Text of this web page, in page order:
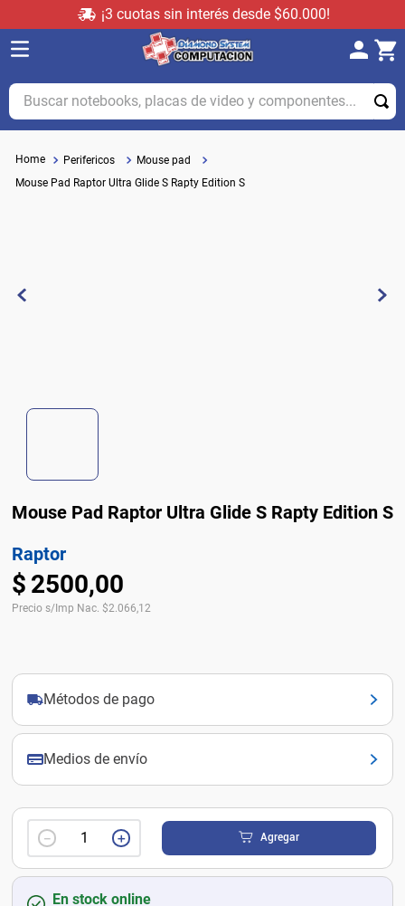
¡3 cuotas sin interés desde $60.000!
Buscar notebooks, placas de video y componentes...
Perifericos
Mouse pad
Mouse Pad Raptor Ultra Glide S Rapty Edition S
Mouse Pad Raptor Ultra Glide S Rapty Edition S
Raptor
$ 2500,00
Precio s/Imp Nac. $2.066,12
Métodos de pago
Medios de envío
＋
－ Agregar
En stock online